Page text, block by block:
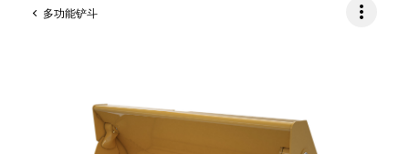
多功能铲斗 more_vert